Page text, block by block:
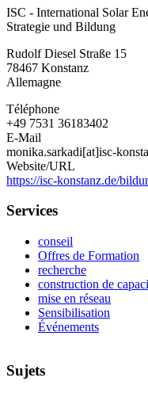
-
International
Energy
V.
ISC - International Solar
Strategie und Bildung
Rudolf Diesel Straße 15
78467 Konstanz
Allemagne
Téléphone
+49 7531 36183402
E-Mail
monika.sarkadi[at]isc-
Website/URL
https://isc-konstanz.de/
Services
conseil
Offres de Formation
recherche
construction de
mise en réseau
Sensibilisation
Événements
Sujets